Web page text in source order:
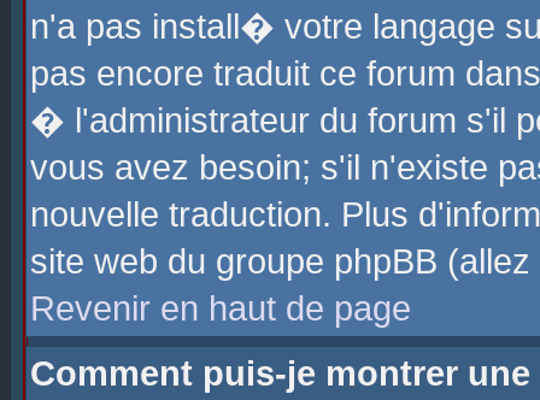
n'a pas install� votre langage
pas encore traduit ce forum
� l'administrateur du forum s'il
vous avez besoin; s'il n'existe
nouvelle traduction. Plus
site web du groupe phpBB
Revenir en haut de page
Comment puis-je montrer